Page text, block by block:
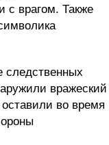
с врагом. Также
следственных
вражеский
во время